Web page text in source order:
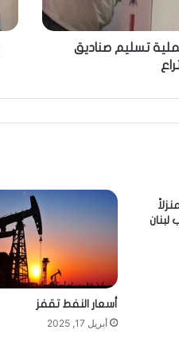
تسليم صناديق
أسعار النفط تقفز
أبريل 17, 2025